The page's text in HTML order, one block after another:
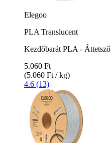
Elegoo
PLA Translucent
Kezdőbarát PLA - Áttetsző
5.060 Ft
(5.060 Ft / kg)
4.6 (13)